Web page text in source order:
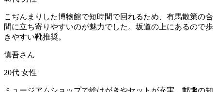
こぢんまりした博物館で短時間で回れるため、有馬散策の合
間に立ち寄りやすいのが魅力でした。坂道の上にあるので歩
きやすい靴推奨。
慎吾さん
20代 女性
ミュージアムショップで絵はがきやセットが充実。郵趣の知